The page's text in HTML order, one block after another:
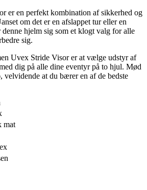
er en perfekt kombination af sikkerhed og
om det er en afslappet tur eller en
hjelm sig som et klogt valg for alle
sig.
Uvex Stride Visor er at vælge udstyr af
dig på alle dine eventyr på to hjul. Mød
velvidende at du bærer en af de bedste
mat